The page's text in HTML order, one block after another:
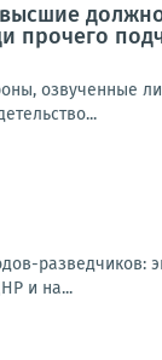
прочего
озвученные
разведчиков:
и на...